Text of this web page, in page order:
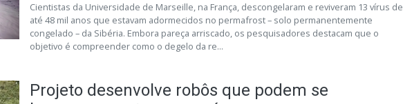
Cientistas da Universidade de Marseille, na França, descongelaram e reviveram 13 vírus de
até 48 mil anos que estavam adormecidos no permafrost – solo permanentemente
congelado – da Sibéria. Embora pareça arriscado, os pesquisadores destacam que o
objetivo é compreender como o degelo da re...
Projeto desenvolve robôs que podem se